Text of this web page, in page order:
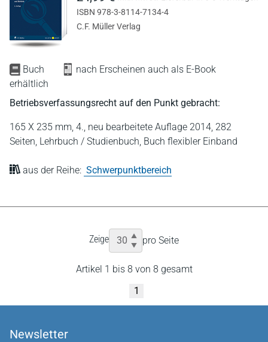
Buch
nach Erscheinen auch als E-Book
erhältlich
Betriebsverfassungsrecht auf den Punkt gebracht:
165 X 235 mm, 4., neu bearbeitete Auflage 2014, 282
Seiten, Lehrbuch / Studienbuch, Buch flexibler Einband
aus der Reihe: Schwerpunktbereich
ISBN 978-3-8114-7134-4
C.F. Müller Verlag
Zeige pro Seite
Artikel 1 bis 8 von 8 gesamt
1
Newsletter